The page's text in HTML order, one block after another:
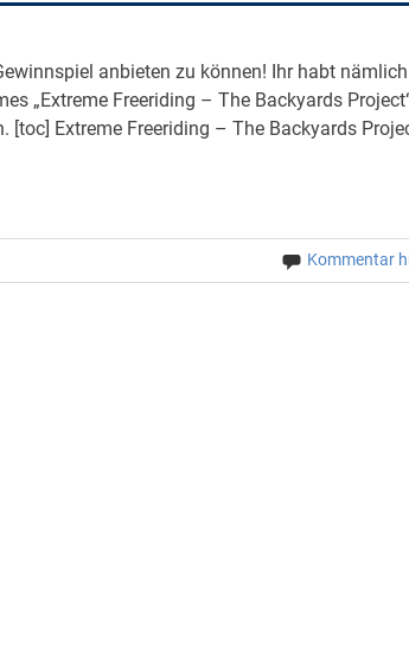
anbieten zu können! Ihr habt
„Extreme Freeriding – The Backyards
Extreme Freeriding – The Backyards
Kommentar